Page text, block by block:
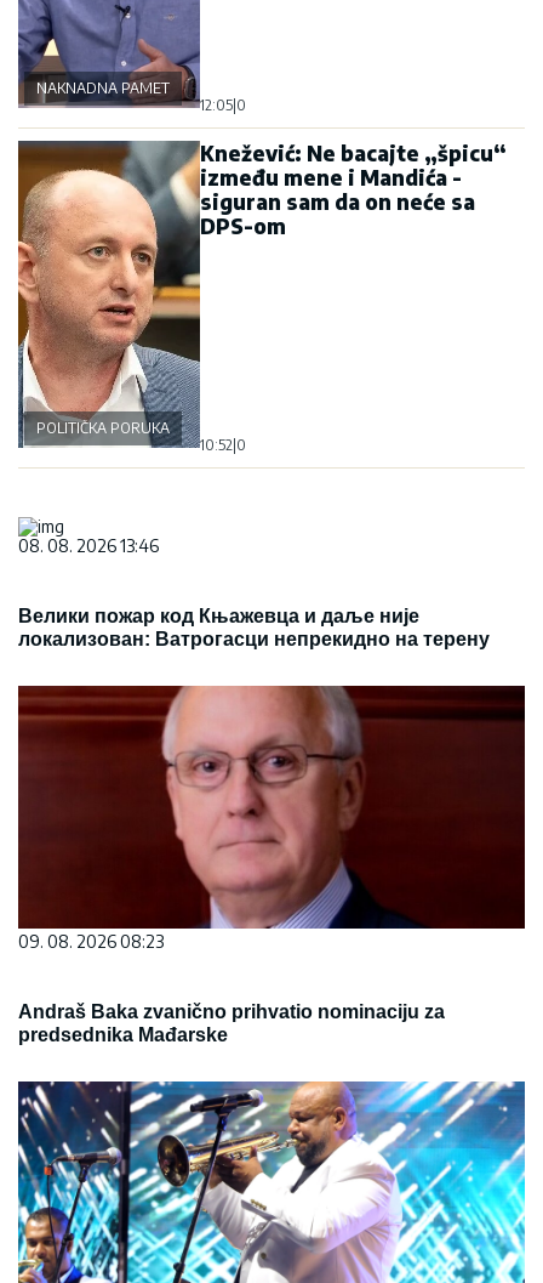
NAKNADNA PAMET
12:05 0
POLITIČKA PORUKA
Knežević: Ne bacajte „špicu“
između mene i Mandića -
siguran sam da on neće sa
DPS-om
10:52 0
08. 08. 2026 13:46
Велики пожар код Књажевца и даље није
локализован: Ватрогасци непрекидно на терену
09. 08. 2026 08:23
Andraš Baka zvanično prihvatio nominaciju za
predsednika Mađarske